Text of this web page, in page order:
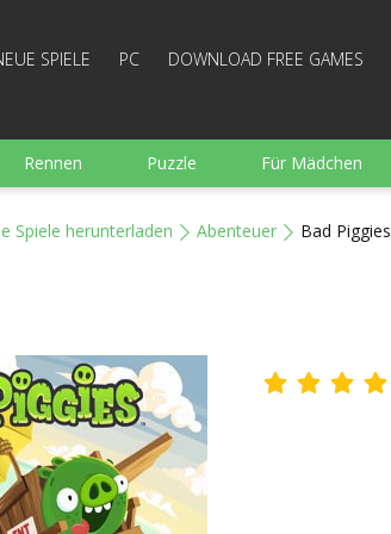
SPIELE PC DOWNLOAD FREE GAMES
Rennen Puzzle Für Mädchen
Spiele herunterladen Abenteuer Bad Piggies